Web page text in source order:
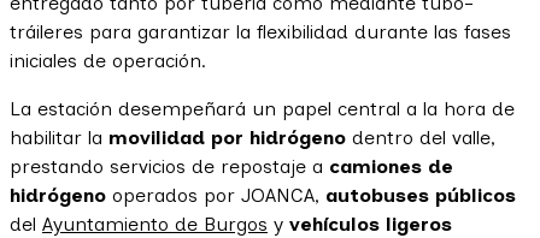
tráileres para garantizar la flexibilidad durante las fases
iniciales de operación.
La estación desempeñará un papel central a la hora de
habilitar la movilidad por hidrógeno dentro del valle,
prestando servicios de repostaje a camiones de
hidrógeno operados por JOANCA, autobuses públicos
del Ayuntamiento de Burgos y vehículos ligeros